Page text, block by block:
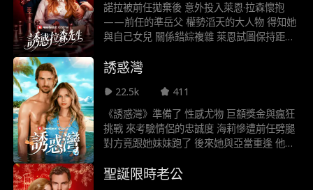
諾拉被前任拋棄後 意外投入萊恩·拉森懷抱
——前任的準岳父 權勢滔天的大人物 得知她
與自己女兒 關係錯綜複雜 萊恩試圖保持距離
誘惑灣
22.5k
411
《誘惑灣》準備了 性感尤物 巨額獎金與瘋狂
挑戰 來考驗情侶的忠誠度 海莉慘遭前任劈腿
對方竟跟她妹妹跑了 後來她與亞當重逢 他曾
過《誘惑灣》嗎
聖誕限時老公